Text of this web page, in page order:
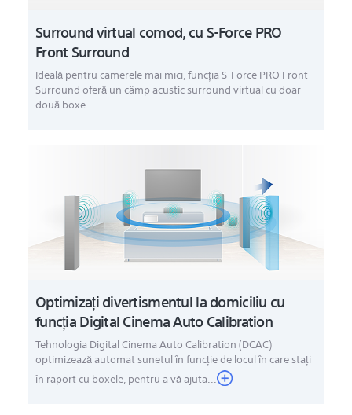
Surround virtual comod, cu S-Force PRO
Front Surround
Ideală pentru camerele mai mici, funcţia S-Force PRO Front
Surround oferă un câmp acustic surround virtual cu doar
două boxe.
Optimizaţi divertismentul la domiciliu cu
funcţia Digital Cinema Auto Calibration
Tehnologia Digital Cinema Auto Calibration (DCAC)
optimizează automat sunetul în funcţie de locul în care staţi
în raport cu boxele, pentru a vă ajuta...